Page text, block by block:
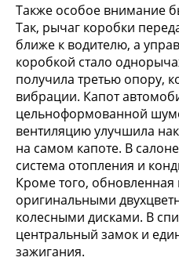
Также особое внимание
Так, рычаг коробки
ближе к водителю, а
коробкой стало
получила третью опору,
вибрации. Капот
цельноформованной
вентиляцию улучшила
на самом капоте. В
система отопления и
Кроме того, обновленная
оригинальными
колесными дисками. В
центральный замок и
зажигания.